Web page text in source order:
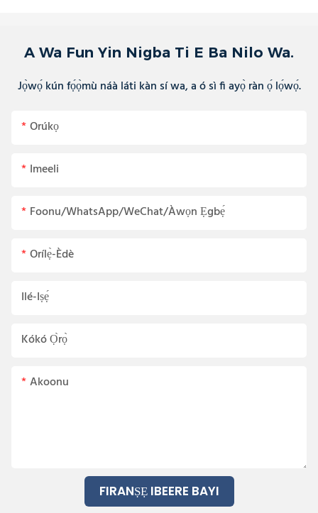
A Wa Fun Yin Nigba Ti E Ba Nilo Wa.
Jọ̀wọ́ kún fọ́ọ̀mù náà láti kàn sí wa, a ó sì fi ayọ̀ ràn ọ́ lọ́wọ́.
Orúkọ
Imeeli
Foonu/WhatsApp/WeChat/Àwọn Ẹgbẹ́
Orílẹ̀-Èdè
Ilé-Iṣẹ́
Kókó Ọ̀rọ̀
Akoonu
FIRANṢẸ IBEERE BAYI